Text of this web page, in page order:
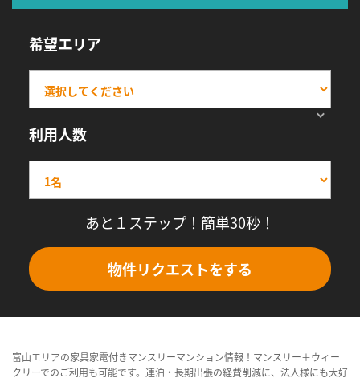
希望エリア
利用人数
あと１ステップ！簡単30秒！
物件リクエストをする
富山エリアの家具家電付きマンスリーマンション情報！マンスリー＋ウィー
クリーでのご利用も可能です。連泊・長期出張の経費削減に、法人様にも大好